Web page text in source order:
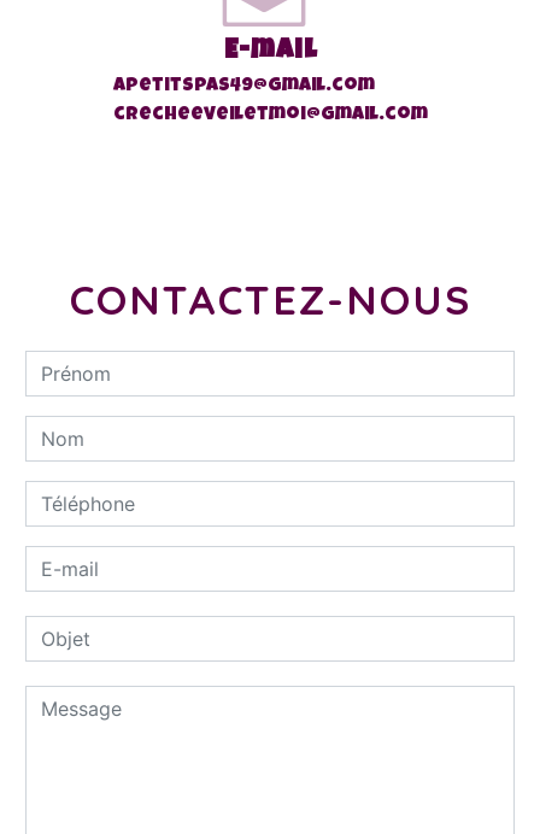
E-mail
apetitspas49@gmail.com
crecheeveiletmoi@gmail.com
CONTACTEZ-NOUS